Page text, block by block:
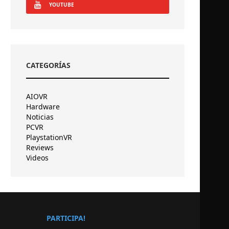
YOUTUBE
CATEGORÍAS
AIOVR
Hardware
Noticias
PCVR
PlaystationVR
Reviews
Videos
PARTICIPA!